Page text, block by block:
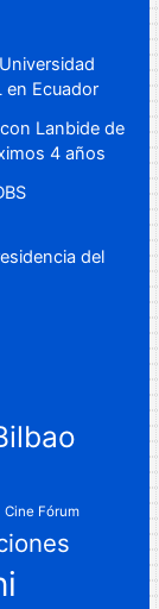
en Ecuador
Lanbide de
4 años
del
Cine Fórum